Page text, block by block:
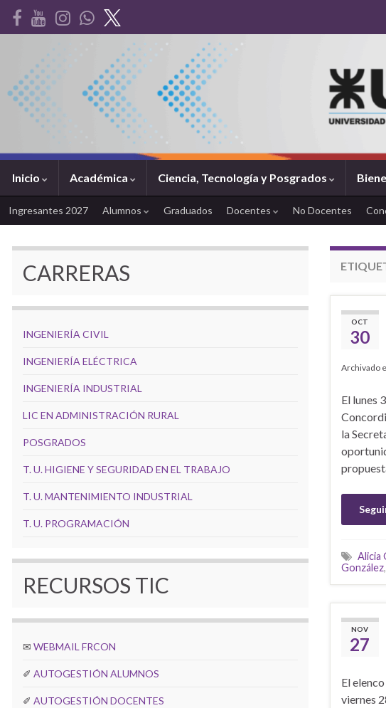
Inicio Académica Ciencia, Tecnología y Posgrados
Ingresantes 2027 Alumnos Graduados Docentes No Docentes
OCT
30
Archivado
El lunes
la
Alicia
González,
NOV
27
El
viernes
CARRERAS
INGENIERÍA CIVIL
INGENIERÍA ELÉCTRICA
INGENIERÍA INDUSTRIAL
LIC EN ADMINISTRACIÓN RURAL
POSGRADOS
T. U. HIGIENE Y SEGURIDAD EN EL TRABAJO
T. U. MANTENIMIENTO INDUSTRIAL
T. U. PROGRAMACIÓN
RECURSOS TIC
✉ WEBMAIL FRCON
✐ AUTOGESTIÓN ALUMNOS
✐ AUTOGESTIÓN DOCENTES